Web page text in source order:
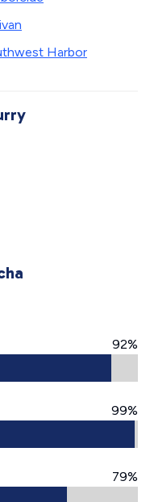
Harbor
92%
99%
79%